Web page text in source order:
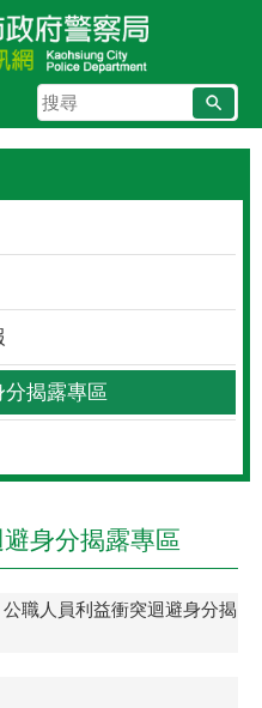
搜
尋
揭露專區
身分揭露專區
公職人員利益衝突迴避身分揭